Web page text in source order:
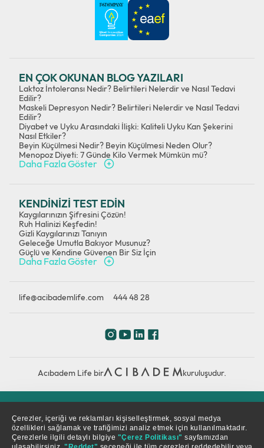
Çerezler, içeriği ve reklamları kişiselleştirmek, sosyal medya
özellikleri sağlamak ve trafiğimizi analiz etmek için kullanılmaktadır.
Çerezlerle ilgili detaylı bilgiye "Çerez Politikası" sayfamızdan
EN ÇOK OKUNAN BLOG YAZILARI
Laktoz İntoleransı Nedir? Belirtileri Nelerdir ve Nasıl Tedavi
Edilir?
Maskeli Depresyon Nedir? Belirtileri Nelerdir ve Nasıl Tedavi
Edilir?
Diyabet ve Uyku Arasındaki İlişki: Kaliteli Uyku Kan Şekerini
Nasıl Etkiler?
Beyin Küçülmesi Nedir? Beyin Küçülmesi Neden Olur?
Menopoz Diyeti: 7 Günde Kilo Vermek Mümkün mü?
Daha Fazla Göster
KENDİNİZİ TEST EDİN
Kaygılarınızın Şifresini Çözün!
Ruh Halinizi Keşfedin!
Gizli Kaygılarınızı Tanıyın
Geleceğe Umutla Bakıyor Musunuz?
Güçlü ve Kendine Güvenen Bir Siz İçin
Daha Fazla Göster
Acıbadem Life bir kuruluşudur.
life@acibademlife.com 444 48 28